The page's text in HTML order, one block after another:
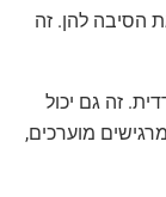
הסיבה להן. זה
זה גם יכול
מוערכים,